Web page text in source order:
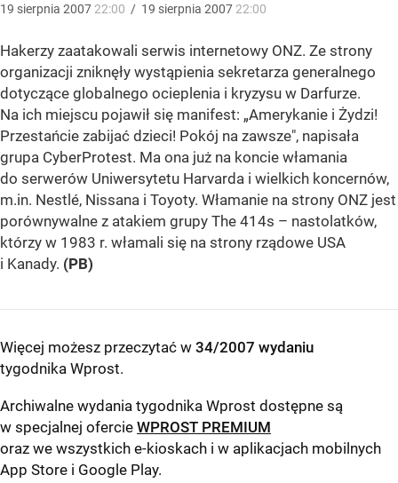
19 sierpnia 2007 22:00 / 19 sierpnia 2007 22:00
Hakerzy zaatakowali serwis internetowy ONZ. Ze strony
organizacji zniknęły wystąpienia sekretarza generalnego
dotyczące globalnego ocieplenia i kryzysu w Darfurze.
Na ich miejscu pojawił się manifest: „Amerykanie i Żydzi!
Przestańcie zabijać dzieci! Pokój na zawsze", napisała
grupa CyberProtest. Ma ona już na koncie włamania
do serwerów Uniwersytetu Harvarda i wielkich koncernów,
m.in. Nestlé, Nissana i Toyoty. Włamanie na strony ONZ jest
porównywalne z atakiem grupy The 414s – nastolatków,
którzy w 1983 r. włamali się na strony rządowe USA
i Kanady. (PB)
Więcej możesz przeczytać w 34/2007 wydaniu
tygodnika Wprost.
Archiwalne wydania tygodnika Wprost dostępne są
w specjalnej ofercie WPROST PREMIUM
oraz we wszystkich e-kioskach i w aplikacjach mobilnych
App Store i Google Play.